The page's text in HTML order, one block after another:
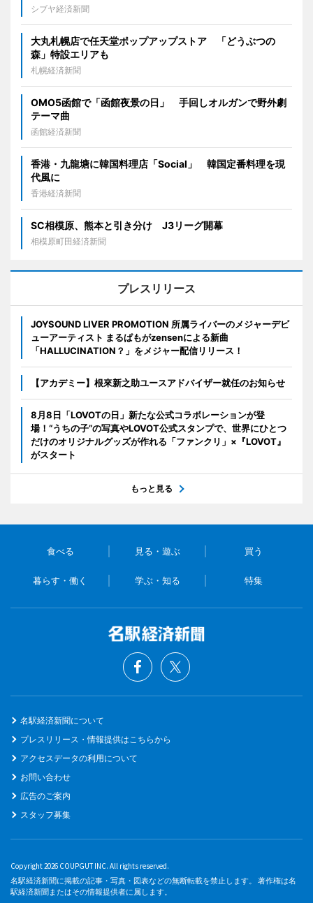
シブヤ経済新聞
大丸札幌店で任天堂ポップアップストア 「どうぶつの
森」特設エリアも
札幌経済新聞
OMO5函館で「函館夜景の日」 手回しオルガンで野外劇
テーマ曲
函館経済新聞
香港・九龍塘に韓国料理店「Social」 韓国定番料理を現
代風に
香港経済新聞
SC相模原、熊本と引き分け J3リーグ開幕
相模原町田経済新聞
プレスリリース
JOYSOUND LIVER PROMOTION 所属ライバーのメジャーデビ
ューアーティスト まるぱもがzensenによる新曲
「HALLUCINATION？」をメジャー配信リリース！
【アカデミー】根來新之助ユースアドバイザー就任のお知らせ
8月8日「LOVOTの日」新たな公式コラボレーションが登
場！“うちの子”の写真やLOVOT公式スタンプで、世界にひとつ
だけのオリジナルグッズが作れる「ファンクリ」×『LOVOT』
がスタート
もっと見る
食べる 見る・遊ぶ 買う
暮らす・働く 学ぶ・知る 特集
名駅経済新聞について
プレスリリース・情報提供はこちらから
アクセスデータの利用について
お問い合わせ
広告のご案内
スタッフ募集
Copyright 2026 COUPGUT INC. All rights reserved.
名駅経済新聞に掲載の記事・写真・図表などの無断転載を禁止します。 著作権は名
駅経済新聞またはその情報提供者に属します。